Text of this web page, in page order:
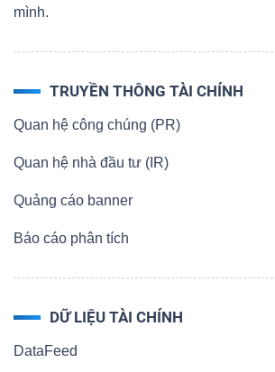
mình.
TRUYỀN THÔNG TÀI CHÍNH
Quan hệ công chúng (PR)
Quan hệ nhà đầu tư (IR)
Quảng cáo banner
Báo cáo phân tích
DỮ LIỆU TÀI CHÍNH
DataFeed